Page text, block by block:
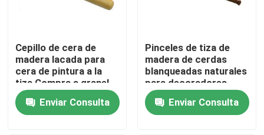
Sobre nosotros
Visita a la fábrica
Cepillo de cera de
madera lacada para
cera de pintura a la
tiza Compra a granel
Enviar Consulta
Pinceles de tiza de
madera de cerdas
blanqueadas naturales
para decoradores
Enviar Consulta